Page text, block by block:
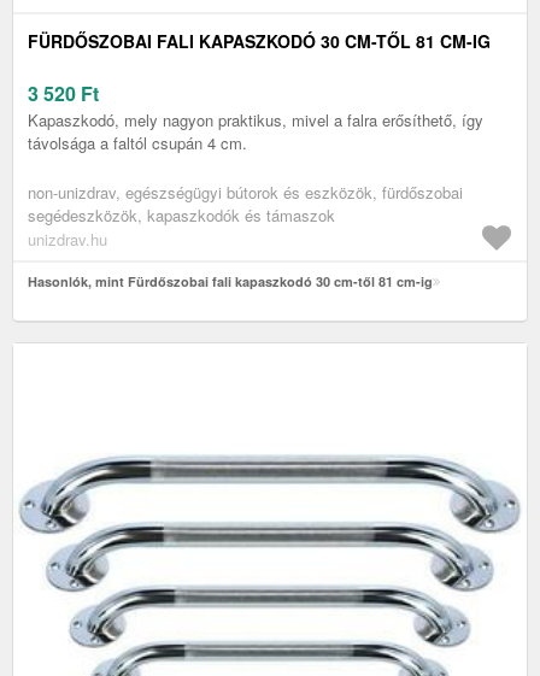
FÜRDŐSZOBAI FALI KAPASZKODÓ 30 CM-TŐL 81 CM-IG
3 520 Ft
Kapaszkodó, mely nagyon praktikus, mivel a falra erősíthető, így
távolsága a faltól csupán 4 cm.
non-unizdrav, egészségügyi bútorok és eszközök, fürdőszobai
segédeszközök, kapaszkodók és támaszok
unizdrav.hu
Hasonlók, mint Fürdőszobai fali kapaszkodó 30 cm-től 81 cm-ig